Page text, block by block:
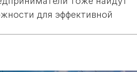
не только